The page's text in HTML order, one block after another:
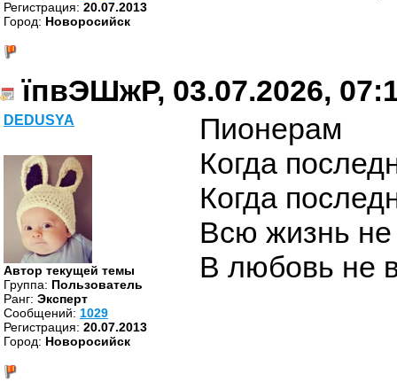
Регистрация: 20.07.2013
Город: Новоросийск
їпвЭШжР, 03.07.2026,
DEDUSYA
Автор текущей темы
Группа: Пользователь
Ранг: Эксперт
Cообщений: 1029
Регистрация: 20.07.2013
Город: Новоросийск
Пионерам
Когда
Когда
Всю жизнь
В любовь не